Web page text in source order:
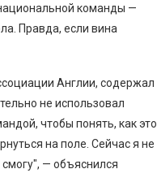
команды —
Правда, если вина
Англии, содержал
не использовал
чтобы понять, как это
на поле. Сейчас я не
— объяснился